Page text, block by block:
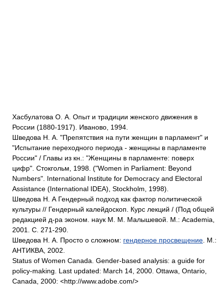
Хасбулатова О. А. Опыт и традиции женского движения в
России (1880-1917). Иваново, 1994.
Шведова Н. А. "Препятствия на пути женщин в парламент" и
"Испытание переходного периода - женщины в парламенте
России" / Главы из кн.: "Женщины в парламенте: поверх
цифр". Cтокгольм, 1998. ("Women in Parliament: Beyond
Numbers". International Institute for Democracy and Electoral
Assistance (International IDEA), Stockholm, 1998).
Шведова Н. А Гендерный подход как фактор политической
культуры // Гендерный калейдоскоп. Курс лекций / (Под общей
редакцией д-ра эконом. наук М. М. Малышевой. М.: Academia,
2001. С. 271-290.
Шведова Н. А. Просто о сложном: гендерное просвещение . М.:
АНТИКВА, 2002.
Status of Women Canada. Gender-based analysis: a guide for
policy-making. Last updated: March 14, 2000. Ottawa, Ontario,
Canada, 2000: <http://www.adobe.com/>